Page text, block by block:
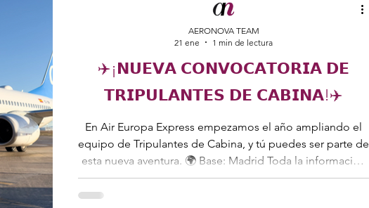
✈️¡𝗡𝗨𝗘𝗩𝗔 𝗖𝗢𝗡𝗩𝗢𝗖𝗔𝗧𝗢𝗥𝗜𝗔 𝗗𝗘
𝗧𝗥𝗜𝗣𝗨𝗟𝗔𝗡𝗧𝗘𝗦 𝗗𝗘 𝗖𝗔𝗕𝗜𝗡𝗔!✈️
En Air Europa Express empezamos el año ampliando el
equipo de Tripulantes de Cabina, y tú puedes ser parte de
esta nueva aventura. 🌍 Base: Madrid Toda la información
y requisitos aquí 👉 https://lnkd.in/eZzPtGFt
AERONOVA TEAM
21 ene
1 min de lectura